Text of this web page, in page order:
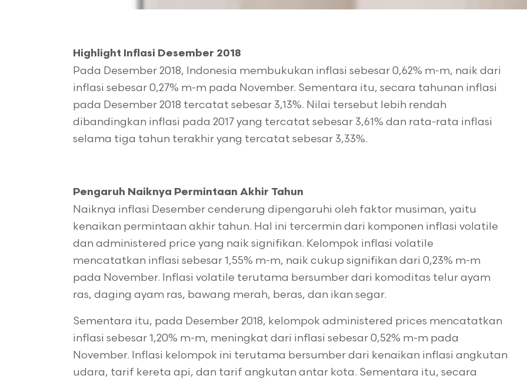
Highlight Inflasi Desember 2018
Pada Desember 2018, Indonesia membukukan inflasi sebesar 0,62% m-m, naik dari
inflasi sebesar 0,27% m-m pada November. Sementara itu, secara tahunan inflasi
pada Desember 2018 tercatat sebesar 3,13%. Nilai tersebut lebih rendah
dibandingkan inflasi pada 2017 yang tercatat sebesar 3,61% dan rata-rata inflasi
selama tiga tahun terakhir yang tercatat sebesar 3,33%.
Pengaruh Naiknya Permintaan Akhir Tahun
Naiknya inflasi Desember cenderung dipengaruhi oleh faktor musiman, yaitu
kenaikan permintaan akhir tahun. Hal ini tercermin dari komponen inflasi volatile
dan administered price yang naik signifikan. Kelompok inflasi volatile
mencatatkan inflasi sebesar 1,55% m-m, naik cukup signifikan dari 0,23% m-m
pada November. Inflasi volatile terutama bersumber dari komoditas telur ayam
ras, daging ayam ras, bawang merah, beras, dan ikan segar.
Sementara itu, pada Desember 2018, kelompok administered prices mencatatkan
inflasi sebesar 1,20% m-m, meningkat dari inflasi sebesar 0,52% m-m pada
November. Inflasi kelompok ini terutama bersumber dari kenaikan inflasi angkutan
udara, tarif kereta api, dan tarif angkutan antar kota. Sementara itu, secara